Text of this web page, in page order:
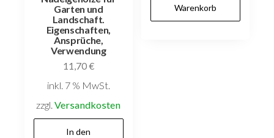
Garten und
Landschaft.
Eigenschaften,
Ansprüche,
Verwendung
11,70€
inkl. 7 % MwSt.
zzgl.Versandkosten
In den
Warenkorb